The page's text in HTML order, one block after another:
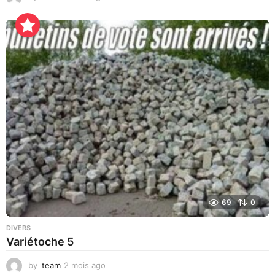
u
r
s
a
g
o
69 0
DIVERS
Variétoche 5
by team 2 mois ago